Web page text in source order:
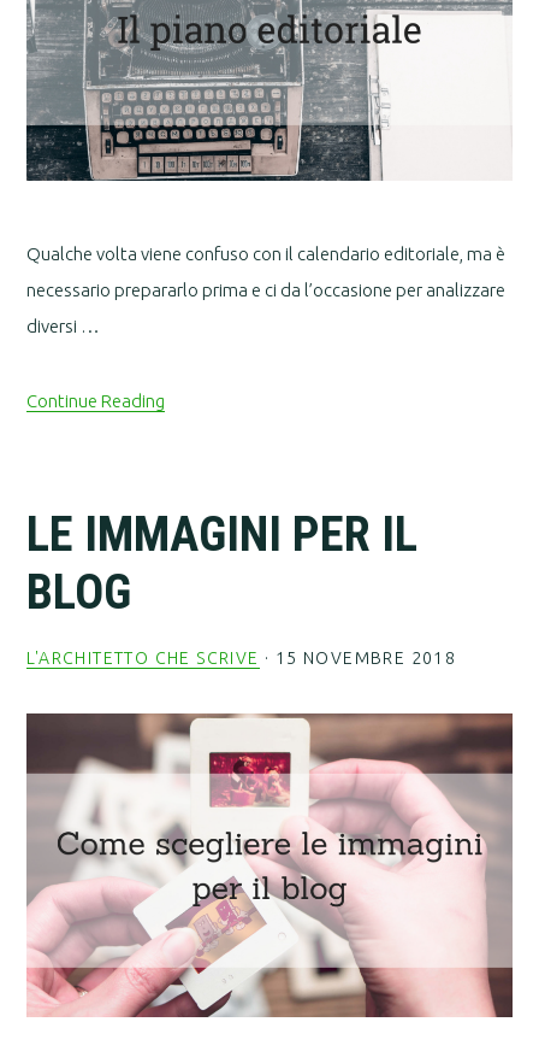
Qualche volta viene confuso con il calendario editoriale, ma è
necessario prepararlo prima e ci da l’occasione per analizzare
diversi …
Continue Reading
LE IMMAGINI PER IL
BLOG
L'ARCHITETTO CHE SCRIVE · 15 NOVEMBRE 2018